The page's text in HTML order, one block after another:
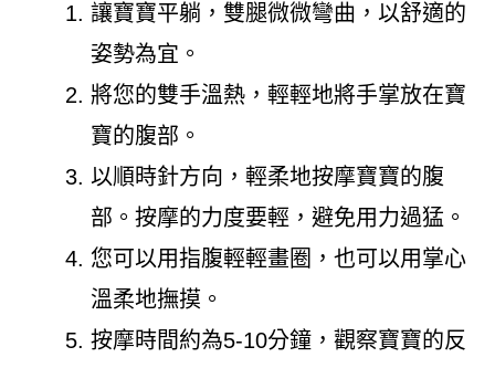
讓寶寶平躺，雙腿微微彎曲，以舒適的
姿勢為宜。
將您的雙手溫熱，輕輕地將手掌放在寶
寶的腹部。
以順時針方向，輕柔地按摩寶寶的腹
部。按摩的力度要輕，避免用力過猛。
您可以用指腹輕輕畫圈，也可以用掌心
溫柔地撫摸。
按摩時間約為5-10分鐘，觀察寶寶的反